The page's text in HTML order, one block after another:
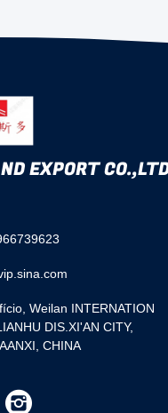
EXPORT
Weilan INTERNATION
DIS.XI'AN CITY,
CHINA